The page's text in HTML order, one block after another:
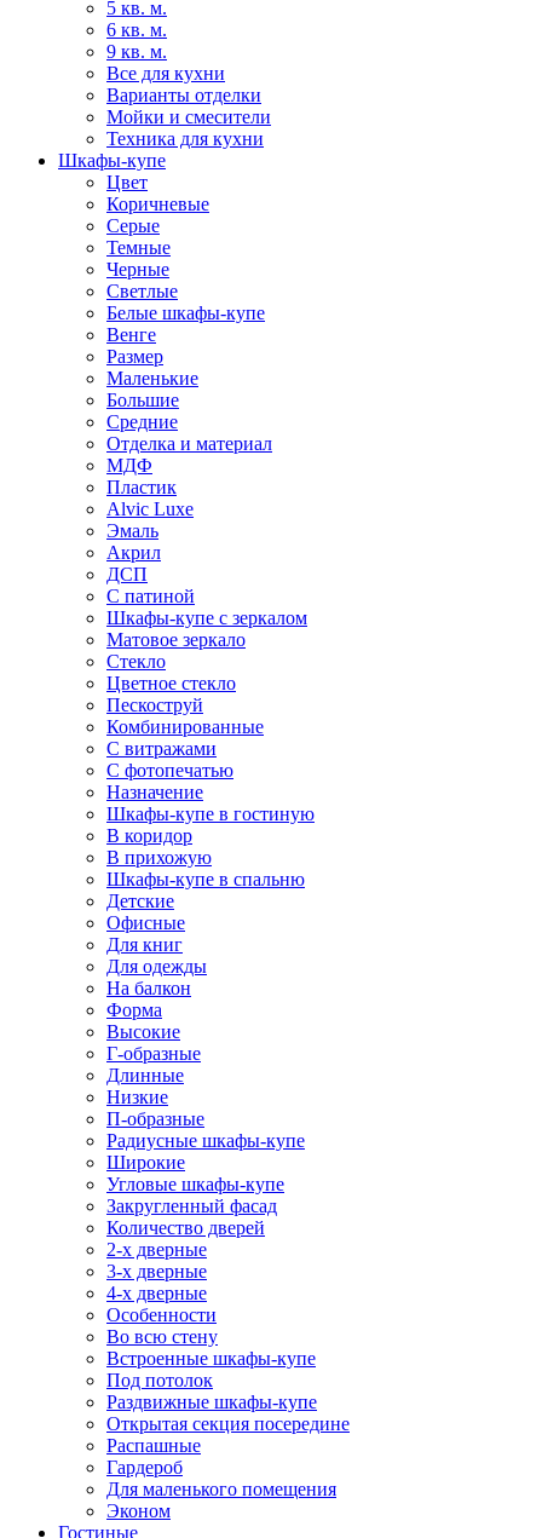
5 кв. м.
6 кв. м.
9 кв. м.
Все для кухни
Варианты отделки
Мойки и смесители
Техника для кухни
Шкафы-купе
Цвет
Коричневые
Серые
Темные
Черные
Светлые
Белые шкафы-купе
Венге
Размер
Маленькие
Большие
Средние
Отделка и материал
МДФ
Пластик
Alvic Luxe
Эмаль
Акрил
ДСП
С патиной
Шкафы-купе с зеркалом
Матовое зеркало
Стекло
Цветное стекло
Пескоструй
Комбинированные
С витражами
С фотопечатью
Назначение
Шкафы-купе в гостиную
В коридор
В прихожую
Шкафы-купе в спальню
Детские
Офисные
Для книг
Для одежды
На балкон
Форма
Высокие
Г-образные
Длинные
Низкие
П-образные
Радиусные шкафы-купе
Широкие
Угловые шкафы-купе
Закругленный фасад
Количество дверей
2-х дверные
3-х дверные
4-х дверные
Особенности
Во всю стену
Встроенные шкафы-купе
Под потолок
Раздвижные шкафы-купе
Открытая секция посередине
Распашные
Гардероб
Для маленького помещения
Эконом
Гостиные